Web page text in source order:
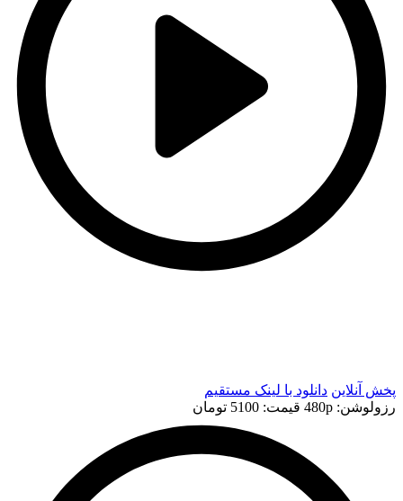
پخش آنلاین دانلود با لينک مستقيم
رزولوشن: 480p
قيمت: 5100 تومان